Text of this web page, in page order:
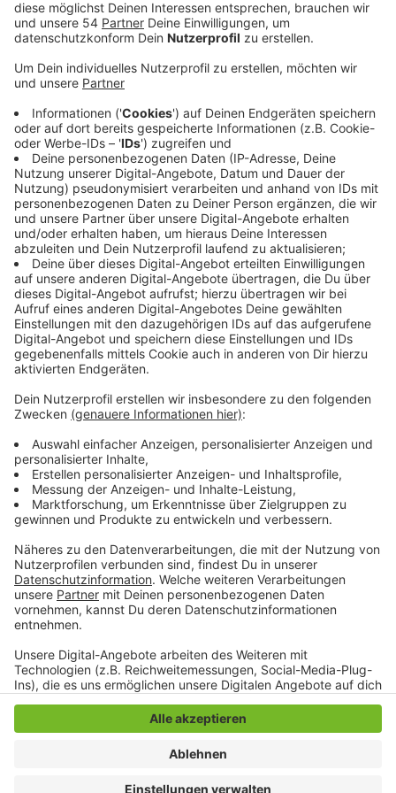
Anzeige
Gleichzeitig gebe es aber auch viele Gruppen, die
jetzt Helfende und Hilfesuchende zusammenbringen.
Ältere Menschen können sich an den
Pflegestützpunkt der Stadt wenden, wenn sie zum
Beispiel Hilfe beim Einkauf oder bei Besorgungen
brauchen. Die Hilfe kommt dann von Mitarbeitern der
Sozial-Holding, die sich freiwillig gemeldet haben, um
ältere Mönchengladbacher zu unterstützen. Wer
selber Unterstützung anbieten möchte, kann sich beim
Freiwilligenzentrum der Caritas melden, das die
Hilfsangebote koordiniert.
Pflegestützpunkt des Fachbereichs Altenhilfe:
montags bis freitags von 8:30 bis 15:00 Uhr unter der
Freiwilligenzentrum Caritas: montags, mittwochs und
freitags jeweils von 9:00 bis 14:00 Uhr unter der
Rufnummer 02166-40207 oder per Mail an fwz-
mg@caritas-mg.de
Anzeige
Anzeige